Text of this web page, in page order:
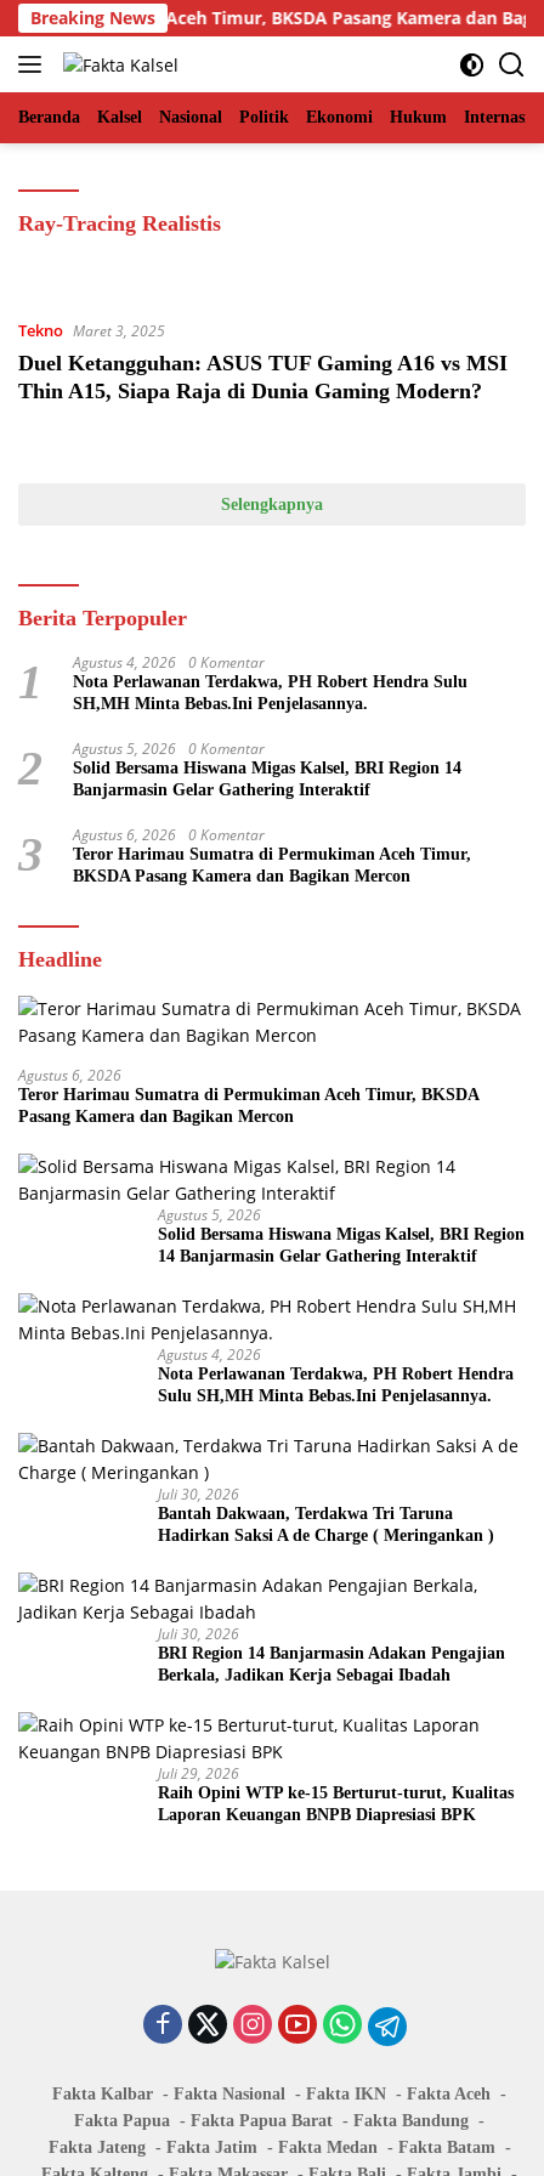
Langsung
ke
konten
Breaking News
di Permukiman Aceh Timur, BKSDA Pasang Kamera dan
Beranda Kalsel Nasional Politik Ekonomi Hukum
Ray-Tracing Realistis
Tekno Maret 3, 2025
Duel Ketangguhan: ASUS TUF Gaming A16 vs MSI
Thin A15, Siapa Raja di Dunia Gaming Modern?
Selengkapnya
Berita Terpopuler
1 Agustus 4, 2026 0 Komentar
Nota Perlawanan Terdakwa, PH Robert Hendra Sulu
SH,MH Minta Bebas.Ini Penjelasannya.
2 Agustus 5, 2026 0 Komentar
Solid Bersama Hiswana Migas Kalsel, BRI Region 14
Banjarmasin Gelar Gathering Interaktif
3 Agustus 6, 2026 0 Komentar
Teror Harimau Sumatra di Permukiman Aceh Timur,
BKSDA Pasang Kamera dan Bagikan Mercon
Headline
Agustus 6, 2026
Teror Harimau Sumatra di Permukiman Aceh Timur, BKSDA
Pasang Kamera dan Bagikan Mercon
Agustus 5, 2026
Solid Bersama Hiswana Migas Kalsel, BRI Region
14 Banjarmasin Gelar Gathering Interaktif
Agustus 4, 2026
Nota Perlawanan Terdakwa, PH Robert Hendra
Sulu SH,MH Minta Bebas.Ini Penjelasannya.
Juli 30, 2026
Bantah Dakwaan, Terdakwa Tri Taruna
Hadirkan Saksi A de Charge ( Meringankan )
Juli 30, 2026
BRI Region 14 Banjarmasin Adakan Pengajian
Berkala, Jadikan Kerja Sebagai Ibadah
Juli 29, 2026
Raih Opini WTP ke-15 Berturut-turut, Kualitas
Laporan Keuangan BNPB Diapresiasi BPK
Fakta Kalbar Fakta Nasional Fakta IKN
Fakta Aceh
Fakta Papua
Fakta Papua Barat
Fakta Bandung
Fakta Jateng
Fakta Jatim Fakta Medan
Fakta Batam